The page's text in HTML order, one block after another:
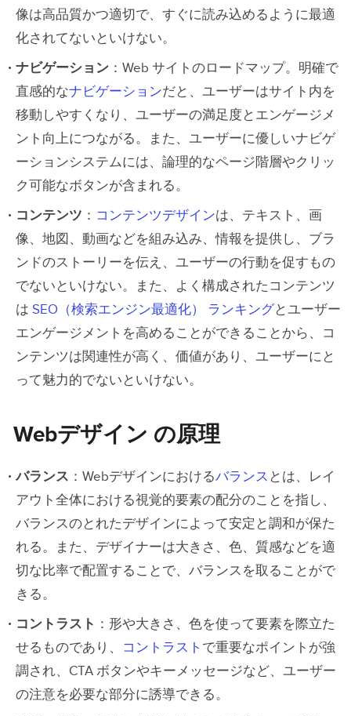
像は高品質かつ適切で、すぐに読み込めるように最適
化されてないといけない。
ナビゲーション ：Web サイトのロードマップ。明確で
直感的なナビゲーションだと、ユーザーはサイト内を
移動しやすくなり、ユーザーの満足度とエンゲージメ
ント向上につながる。また、ユーザーに優しいナビゲ
ーションシステムには、論理的なページ階層やクリッ
ク可能なボタンが含まれる。
コンテンツ ： コンテンツデザインは、テキスト、画
像、地図、動画などを組み込み、情報を提供し、ブラ
ンドのストーリーを伝え、ユーザーの行動を促すもの
でないといけない。また、よく構成されたコンテンツ
は SEO（検索エンジン最適化） ランキングとユーザー
エンゲージメントを高めることができることから、コ
ンテンツは関連性が高く、価値があり、ユーザーにと
って魅力的でないといけない。
Webデザイン の原理
バランス ：Webデザインにおけるバランス とは、レイ
アウト全体における視覚的要素の配分のことを指し、
バランスのとれたデザインによって安定と調和が保た
れる。また、デザイナーは大きさ、色、質感などを適
切な比率で配置することで、バランスを取ることがで
きる。
コントラスト ：形や大きさ、色を使って要素を際立た
せるものであり、 コントラスト で重要なポイントが強
調され、CTA ボタンやキーメッセージなど、ユーザー
の注意を必要な部分に誘導できる。